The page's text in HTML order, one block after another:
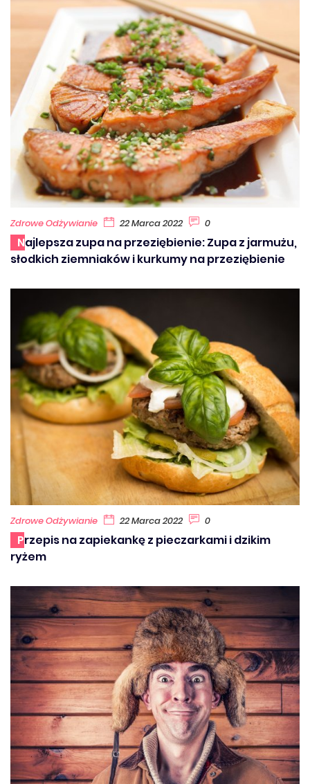
Zdrowe Odżywianie 22 Marca 2022 0
Najlepsza zupa na przeziębienie: Zupa z jarmużu,
słodkich ziemniaków i kurkumy na przeziębienie
Zdrowe Odżywianie 22 Marca 2022 0
Przepis na zapiekankę z pieczarkami i dzikim
ryżem